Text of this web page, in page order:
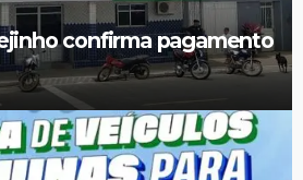
confirma pagamento